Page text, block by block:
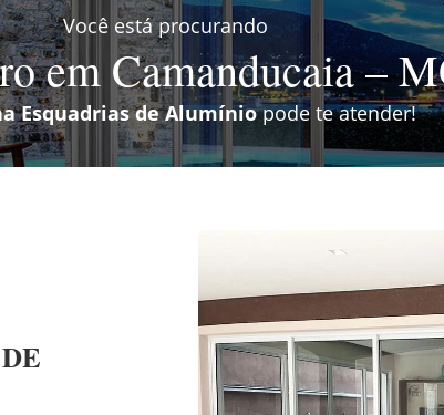
Você está procurando
em Camanducaia –
Esquadrias de Alumíniopode te atender!